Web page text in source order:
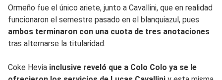
Ormeño fue el único ariete, junto a Cavallini, que en realidad
funcionaron el semestre pasado en el blanquiazul, pues
ambos terminaron con una cuota de tres anotaciones
tras alternarse la titularidad.
Coke Hevia inclusive reveló que a Colo Colo ya se le